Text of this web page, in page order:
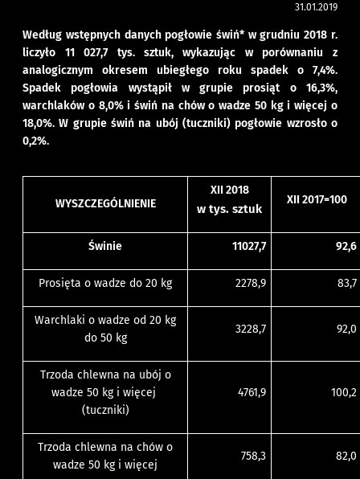
31.01.2019
Według wstępnych danych pogłowie świń* w grudniu 2018 r.
liczyło 11 027,7 tys. sztuk, wykazując w porównaniu z
analogicznym okresem ubiegłego roku spadek o 7,4%.
Spadek pogłowia wystąpił w grupie prosiąt o 16,3%,
warchlaków o 8,0% i świń na chów o wadze 50 kg i więcej o
18,0%. W grupie świń na ubój (tuczniki) pogłowie wzrosło o
0,2%.
WYSZCZEGÓLNIENIE
XII 2018
w tys. sztuk
XII 2017=100
Świnie 11027,7 92,6
Prosięta o wadze do 20 kg 2278,9 83,7
Warchlaki o wadze od 20 kg
do 50 kg
3228,7 92,0
Trzoda chlewna na ubój o
wadze 50 kg i więcej
(tuczniki)
4761,9 100,2
Trzoda chlewna na chów o
wadze 50 kg i więcej
758,3 82,0